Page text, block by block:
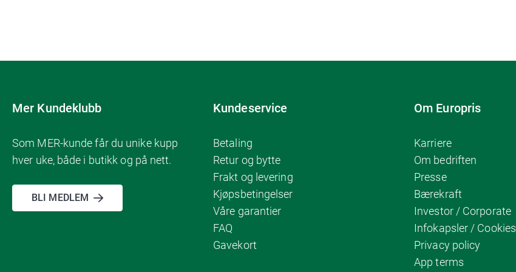
Mer Kundeklubb
Som MER-kunde får du unike kupp
hver uke, både i butikk og på nett.
BLI MEDLEM
Kundeservice
Betaling
Retur og bytte
Frakt og levering
Kjøpsbetingelser
Våre garantier
FAQ
Gavekort
Om Europris
Karriere
Om bedriften
Presse
Bærekraft
Investor / Corporate
Infokapsler / Cookies
Privacy policy
App terms